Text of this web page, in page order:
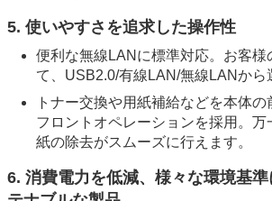
5. 使いやすさを追求した操作性
便利な無線LANに標準対応。お客様
て、USB2.0/有線LAN/無線LANから
トナー交換や用紙補給などを本体
フロントオペレーションを採用。万
紙の除去がスムーズに行えます。
6. 消費電力を低減、様々な環境基